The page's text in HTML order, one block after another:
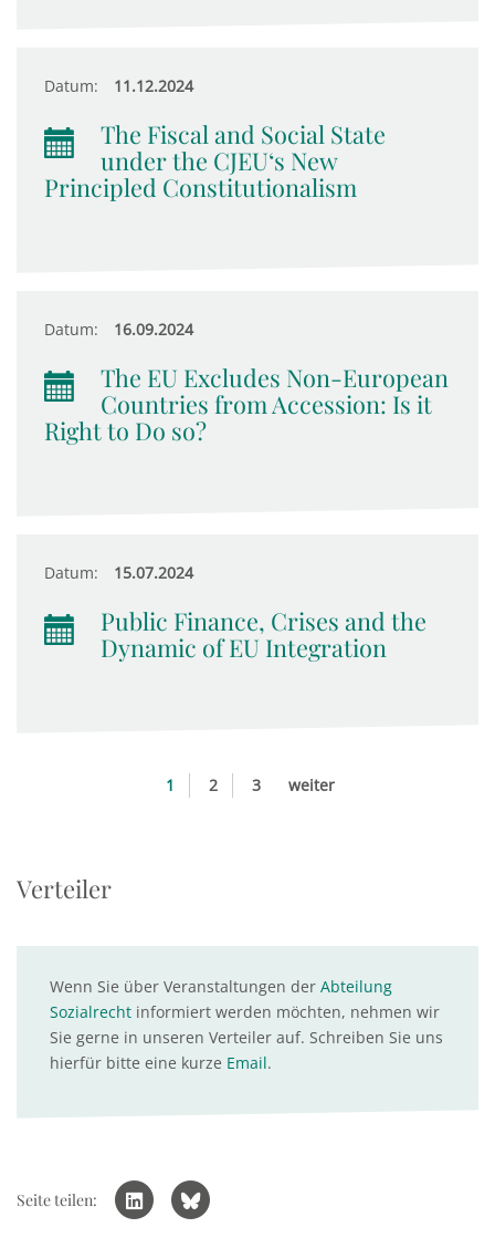
Datum: 11.12.2024
The Fiscal and Social State
under the CJEU‘s New
Principled Constitutionalism
Datum: 16.09.2024
The EU Excludes Non-European
Countries from Accession: Is it
Right to Do so?
Datum: 15.07.2024
Public Finance, Crises and the
Dynamic of EU Integration
1 2 3 weiter
Verteiler
Wenn Sie über Veranstaltungen der Abteilung
Sozialrecht informiert werden möchten, nehmen wir
Sie gerne in unseren Verteiler auf. Schreiben Sie uns
hierfür bitte eine kurze Email.
Seite teilen: